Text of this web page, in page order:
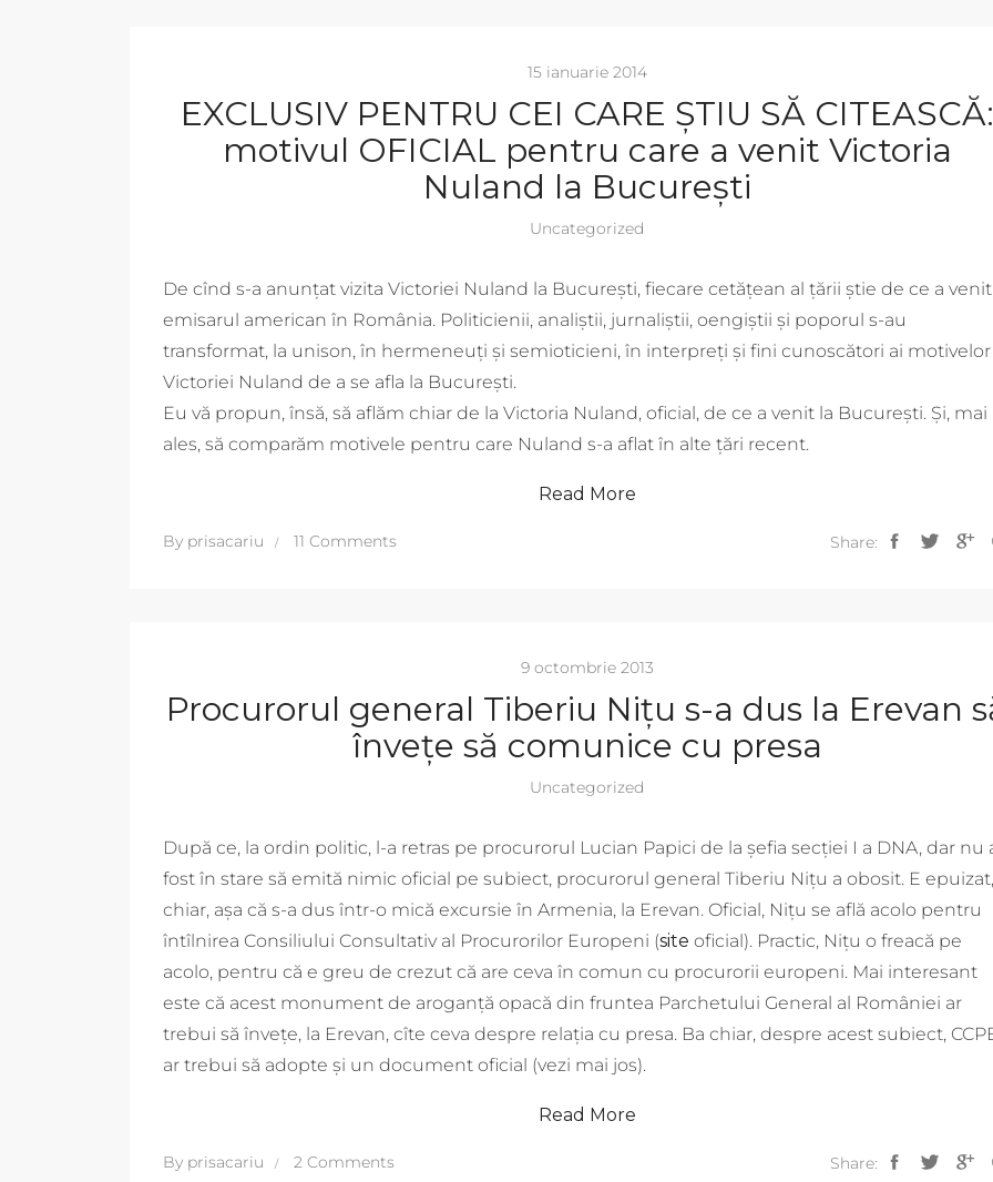
15 ianuarie 2014
EXCLUSIV PENTRU CEI CARE ȘTIU SĂ CITEASCĂ:
motivul OFICIAL pentru care a venit Victoria
Nuland la București
Uncategorized
De cînd s-a anunțat vizita Victoriei Nuland la București, fiecare cetățean al țării știe de ce a venit
emisarul american în România. Politicienii, analiștii, jurnaliștii, oengiștii și poporul s-au
transformat, la unison, în hermeneuți și semioticieni, în interpreți și fini cunoscători ai motivelor
Victoriei Nuland de a se afla la București.
Eu vă propun, însă, să aflăm chiar de la Victoria Nuland, oficial, de ce a venit la București. Și, mai
ales, să comparăm motivele pentru care Nuland s-a aflat în alte țări recent.
Read More
By prisacariu 11 Comments Share:
9 octombrie 2013
Procurorul general Tiberiu Nițu s-a dus la Erevan
învețe să comunice cu presa
Uncategorized
După ce, la ordin politic, l-a retras pe procurorul Lucian Papici de la șefia secției I a DNA, dar nu
fost în stare să emită nimic oficial pe subiect, procurorul general Tiberiu Nițu a obosit. E epuizat,
chiar, așa că s-a dus într-o mică excursie în Armenia, la Erevan. Oficial, Nițu se află acolo pentru
întîlnirea Consiliului Consultativ al Procurorilor Europeni (site oficial). Practic, Nițu o freacă pe
acolo, pentru că e greu de crezut că are ceva în comun cu procurorii europeni. Mai interesant
este că acest monument de aroganță opacă din fruntea Parchetului General al României ar
trebui să învețe, la Erevan, cîte ceva despre relația cu presa. Ba chiar, despre acest subiect,
ar trebui să adopte și un document oficial (vezi mai jos).
Read More
By prisacariu 2 Comments Share: